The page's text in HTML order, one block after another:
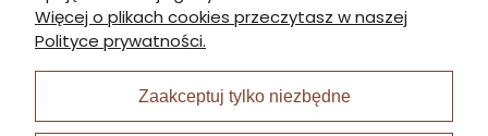
Moje konto
I Nagroda w plabiscycie:
Więcej o plikach cookies przeczytasz w naszej
Polityce prywatności.
Zaakceptuj tylko niezbędne